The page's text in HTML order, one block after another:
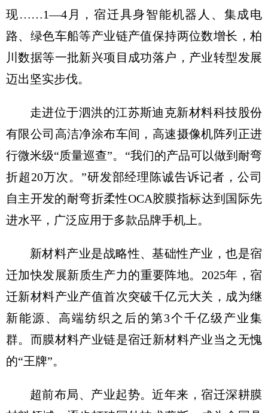
现……1—4月，宿迁具身智能机器人、集成电
路、绿色车船等产业链产值保持两位数增长，柏
川数据等一批新兴项目成功落户，产业转型发展
迈出坚实步伐。
走进位于泗洪的江苏斯迪克新材料科技股份
有限公司高洁净涂布车间，高速摄像机阵列正进
行微米级“质量巡查”。“我们的产品可以做到耐弯
折超20万次。”研发部经理陈诚告诉记者，公司
自主开发的耐弯折柔性OCA胶膜指标达到国际先
进水平，广泛应用于多款品牌手机上。
新材料产业是战略性、基础性产业，也是宿
迁加快发展新质生产力的重要阵地。2025年，宿
迁新材料产业产值首次突破千亿元大关，成为继
新能源、高端纺织之后的第3个千亿级产业集
群。而膜材料产业链是宿迁新材料产业当之无愧
的“王牌”。
超前布局、产业起势。近年来，宿迁深耕膜